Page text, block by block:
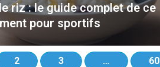
riz : le guide complet de ce
pour sportifs
2 3 … 60